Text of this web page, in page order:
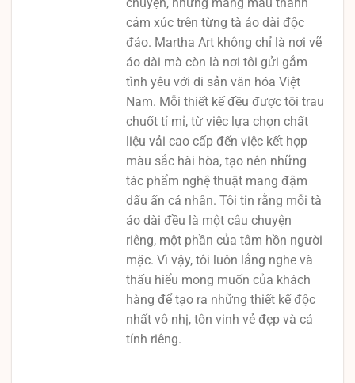
cảm xúc trên từng tà áo dài độc
đáo. Martha Art không chỉ là nơi vẽ
áo dài mà còn là nơi tôi gửi gắm
tình yêu với di sản văn hóa Việt
Nam. Mỗi thiết kế đều được tôi trau
chuốt tỉ mỉ, từ việc lựa chọn chất
liệu vải cao cấp đến việc kết hợp
màu sắc hài hòa, tạo nên những
tác phẩm nghệ thuật mang đậm
dấu ấn cá nhân. Tôi tin rằng mỗi tà
áo dài đều là một câu chuyện
riêng, một phần của tâm hồn người
mặc. Vì vậy, tôi luôn lắng nghe và
thấu hiểu mong muốn của khách
hàng để tạo ra những thiết kế độc
nhất vô nhị, tôn vinh vẻ đẹp và cá
tính riêng.